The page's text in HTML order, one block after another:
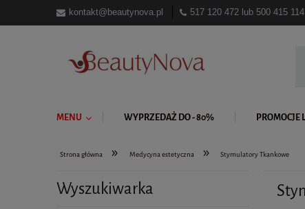
kontakt@beautynova.pl 517 120 472 lub 500 415 114
MENU WYPRZEDAŻ DO - 80% PROMOCJE
Strona główna » Medycyna estetyczna » Stymulatory Tkankowe
Wyszukiwarka